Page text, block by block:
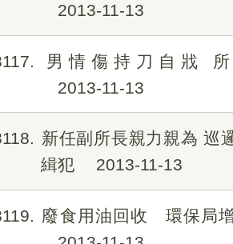
2013-11-13
男情傷持刀自戕
2013-11-13
新任副所長親力親為 巡
緝犯
2013-11-13
廢食用油回收 環保局